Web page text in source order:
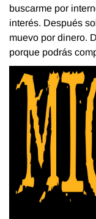
buscarme por
interés. Después
muevo por dinero.
porque podrás